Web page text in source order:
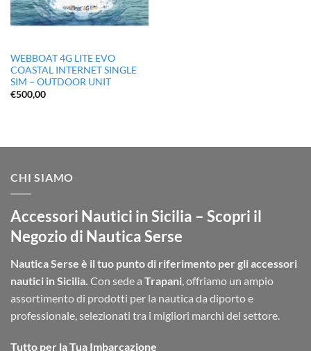
WEBBOAT 4G LITE EVO
COASTAL INTERNET SINGLE
SIM – OUTDOOR UNIT
€500,00
CHI SIAMO
Accessori Nautici in Sicilia – Scopri il
Negozio di Nautica Serse
Nautica Serse è il tuo punto di riferimento per gli accessori
nautici in Sicilia. Con sede a Trapani , offriamo un ampio
assortimento di prodotti per la nautica da diporto e
professionale, selezionati tra i migliori marchi del settore.
Tutto per la Tua Imbarcazione